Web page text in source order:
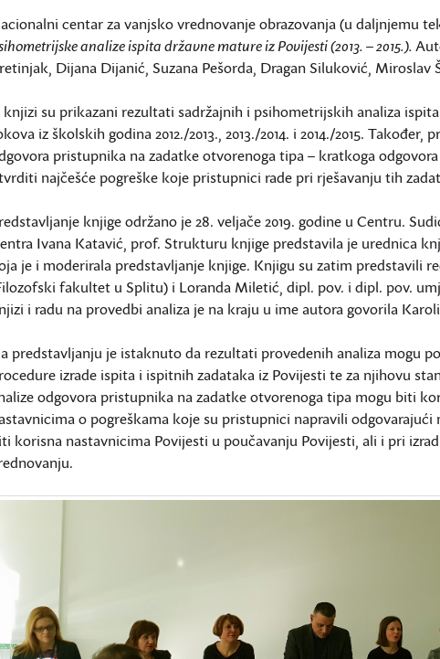
centar za vanjsko vrednovanje obrazovanja (u daljnjemu
analize ispita državne mature iz Povijesti (2013. – 2015.).
Dijana Dijanić, Suzana Pešorda, Dragan Siluković, Miroslav
knjizi su prikazani rezultati sadržajnih i psihometrijskih analiza
iz školskih godina 2012./2013., 2013./2014. i 2014./2015.
pristupnika na zadatke otvorenoga tipa – kratkoga
najčešće pogreške koje pristupnici rade pri rješavanju tih
knjige održano je 28. veljače 2019. godine u Centru.
Ivana Katavić, prof. Strukturu knjige predstavila je urednica
je i moderirala predstavljanje knjige. Knjigu su zatim predstavili
fakultet u Splitu) i Loranda Miletić, dipl. pov. i dipl. pov.
i radu na provedbi analiza je na kraju u ime autora govorila
predstavljanju je istaknuto da rezultati provedenih analiza mogu
izrade ispita i ispitnih zadataka iz Povijesti te za njihovu
odgovora pristupnika na zadatke otvorenoga tipa mogu biti
o pogreškama koje su pristupnici napravili
korisna nastavnicima Povijesti u poučavanju Povijesti, ali i pri